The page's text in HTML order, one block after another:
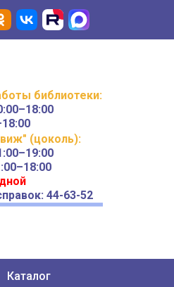
библиотеки:
(цоколь):
44-63-52
Каталог